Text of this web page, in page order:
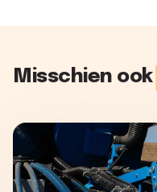
Misschien ook